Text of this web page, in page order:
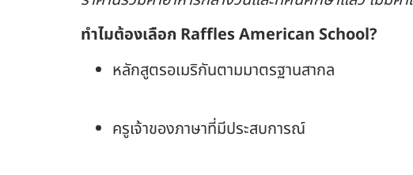
ทำไมต้องเลือก Raffles American School?
หลักสูตรอเมริกันตามมาตรฐานสากล
ครูเจ้าของภาษาที่มีประสบการณ์